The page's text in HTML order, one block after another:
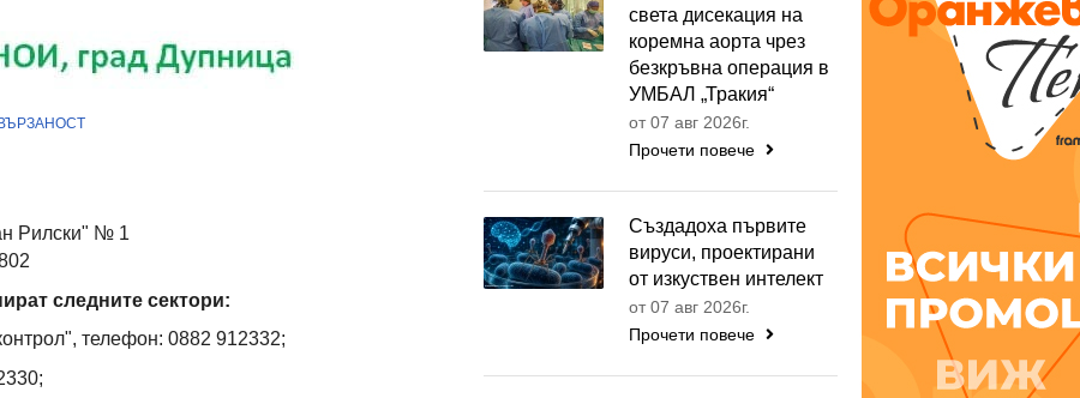
Рилски" № 1
следните сектори:
телефон: 0882 912332;
света дисекация на
коремна аорта чрез
безкръвна операция в
УМБАЛ „Тракия“
от 07 авг 2026г.
Прочети повече
Създадоха първите
вируси, проектирани
от изкуствен интелект
от 07 авг 2026г.
Прочети повече